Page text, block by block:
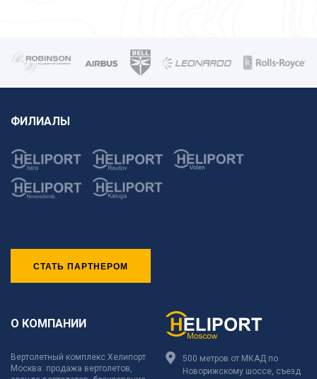
ФИЛИАЛЫ
СТАТЬ ПАРТНЕРОМ
О КОМПАНИИ
Вертолетный комплекс Хелипорт
Москва: продажа вертолетов,
500 метров от МКАД по
Новорижскому шоссе, съезд